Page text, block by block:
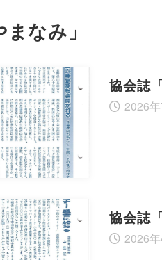
なみ」
協会誌
2026
協会誌
2026